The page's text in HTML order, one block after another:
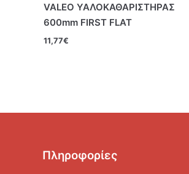
VALEO ΥΑΛΟΚΑΘΑΡΙΣΤΗΡΑΣ
600mm FIRST FLAT
11,77€
Πληροφορίες